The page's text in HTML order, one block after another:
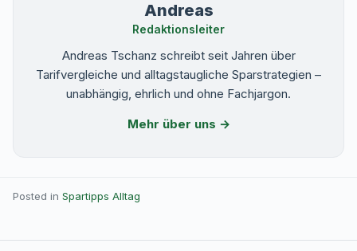
Andreas
Redaktionsleiter
Andreas Tschanz schreibt seit Jahren über
Tarifvergleiche und alltagstaugliche Sparstrategien –
unabhängig, ehrlich und ohne Fachjargon.
Mehr über uns →
Posted in Spartipps Alltag